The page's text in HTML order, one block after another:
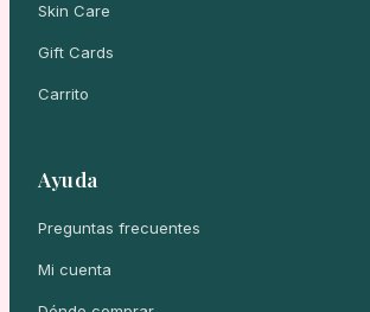
Skin Care
Gift Cards
Carrito
Ayuda
Preguntas frecuentes
Mi cuenta